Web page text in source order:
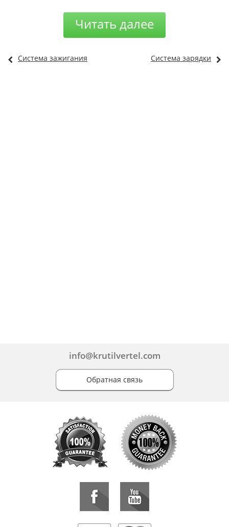
Читать далее
Система зажигания Система зарядки
info@krutilvertel.com
Обратная связь